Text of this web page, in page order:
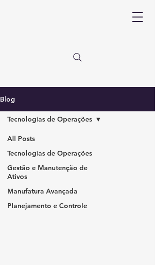
Blog
All Posts
Tecnologias de Operações
Gestão e Manutenção de
Ativos
Manufatura Avançada
Planejamento e Controle
Tecnologias de Operações